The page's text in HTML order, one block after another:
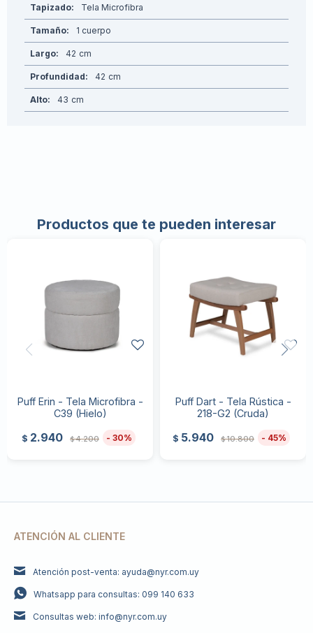
Tapizado Tela Microfibra
Tamaño 1 cuerpo
Largo 42
Profundidad 42
Alto 43
Productos que te pueden interesar
Puff Erin - Tela Microfibra -
C39 (Hielo)
$ 2.940 $4.200 30
Puff Dart - Tela Rústica -
218-G2 (Cruda)
$ 5.940 $10.800 45
ATENCIÓN AL CLIENTE
Atención post-venta: ayuda@nyr.com.uy
Whatsapp para consultas: 099 140 633
Consultas web: info@nyr.com.uy